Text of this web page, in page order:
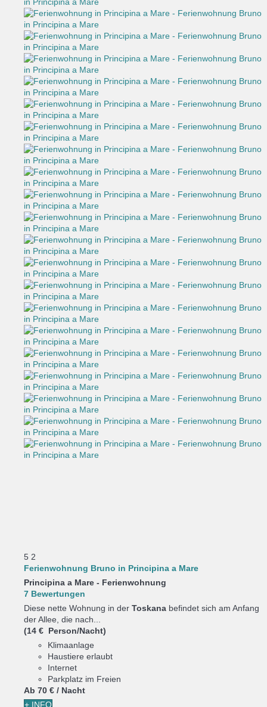
5 2
Ferienwohnung Bruno in Principina a Mare
Principina a Mare - Ferienwohnung
7 Bewertungen
Diese nette Wohnung in der Toskana befindet sich am Anfang
der Allee, die nach...
(14 € Person/Nacht)
Klimaanlage
Haustiere erlaubt
Internet
Parkplatz im Freien
Ab 70 € / Nacht
+ INFO